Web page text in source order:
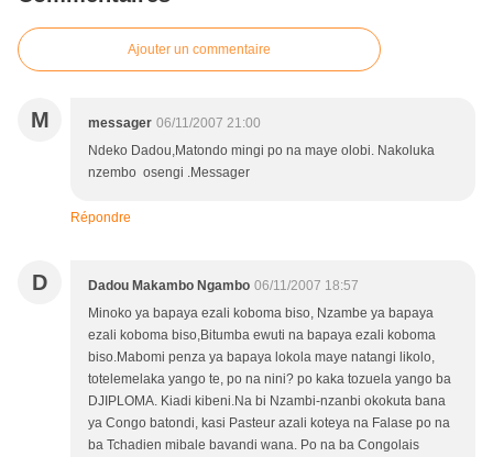
Ajouter un commentaire
M messager 06/11/2007 21:00
Ndeko Dadou,Matondo mingi po na maye olobi. Nakoluka
nzembo osengi .Messager
Répondre
D Dadou Makambo Ngambo 06/11/2007 18:57
Minoko ya bapaya ezali koboma biso, Nzambe ya bapaya
ezali koboma biso,Bitumba ewuti na bapaya ezali koboma
biso.Mabomi penza ya bapaya lokola maye natangi likolo,
totelemelaka yango te, po na nini? po kaka tozuela yango ba
DJIPLOMA. Kiadi kibeni.Na bi Nzambi-nzanbi okokuta bana
ya Congo batondi, kasi Pasteur azali koteya na Falase po na
ba Tchadien mibale bavandi wana. Po na ba Congolais